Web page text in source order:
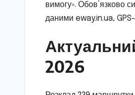
вимогу». Обов’язково
даними eway.in.ua,
2026